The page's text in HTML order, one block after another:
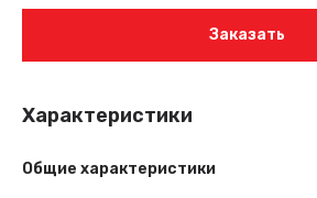
Заказать
Характеристики
Общие характеристики